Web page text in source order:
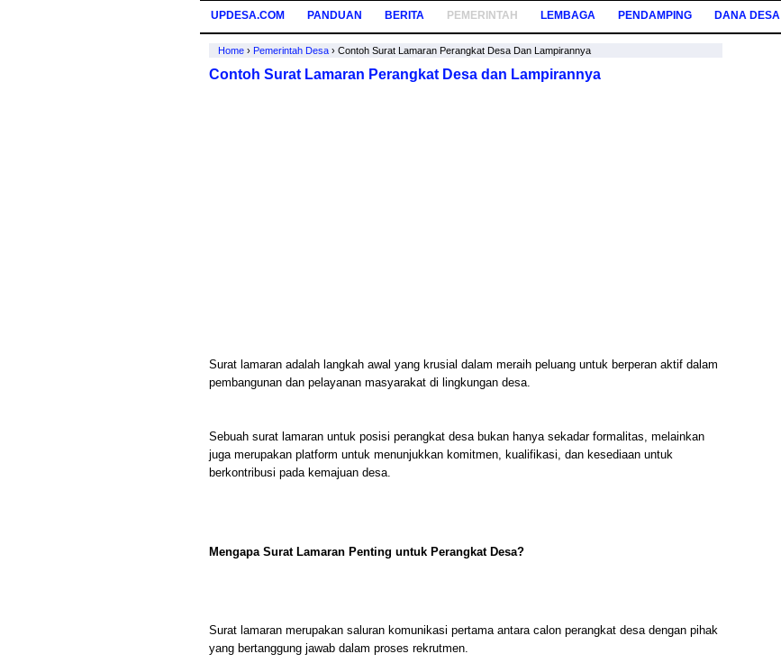
UPDESA.COM PANDUAN BERITA PEMERINTAH LEMBAGA PENDAMPING DANA DESA
Home › Pemerintah Desa › Contoh Surat Lamaran Perangkat Desa Dan Lampirannya
Contoh Surat Lamaran Perangkat Desa dan Lampirannya
Surat lamaran adalah langkah awal yang krusial dalam meraih peluang untuk berperan aktif dalam
pembangunan dan pelayanan masyarakat di lingkungan desa.
Sebuah surat lamaran untuk posisi perangkat desa bukan hanya sekadar formalitas, melainkan
juga merupakan platform untuk menunjukkan komitmen, kualifikasi, dan kesediaan untuk
berkontribusi pada kemajuan desa.
Mengapa Surat Lamaran Penting untuk Perangkat Desa?
Surat lamaran merupakan saluran komunikasi pertama antara calon perangkat desa dengan pihak
yang bertanggung jawab dalam proses rekrutmen.